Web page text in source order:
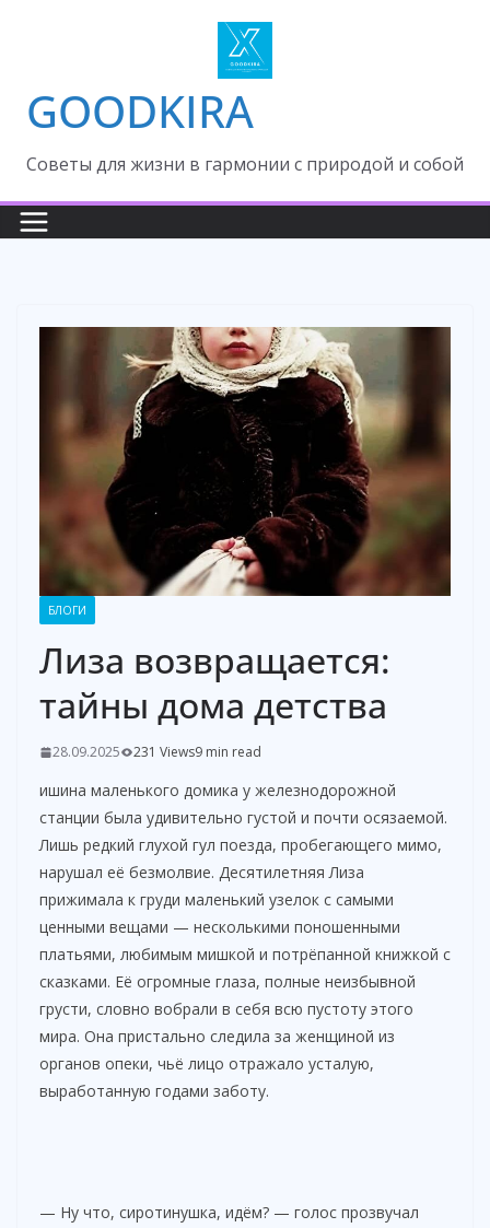
GOODKIRA
Cоветы для жизни в гармонии с природой и собой
БЛОГИ
Лиза возвращается:
тайны дома детства
28.09.2025 231 Views9 min read
ишина маленького домика у железнодорожной
станции была удивительно густой и почти осязаемой.
Лишь редкий глухой гул поезда, пробегающего мимо,
нарушал её безмолвие. Десятилетняя Лиза
прижимала к груди маленький узелок с самыми
ценными вещами — несколькими поношенными
платьями, любимым мишкой и потрёпанной книжкой с
сказками. Её огромные глаза, полные неизбывной
грусти, словно вобрали в себя всю пустоту этого
мира. Она пристально следила за женщиной из
органов опеки, чьё лицо отражало усталую,
выработанную годами заботу.
— Ну что, сиротинушка, идём? — голос прозвучал